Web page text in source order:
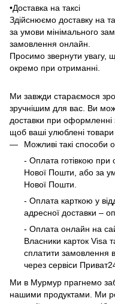
•Доставка на таксі
Здійснюємо доставку на
за умови мінімального
замовлення онлайн.
Просимо звернути увагу,
окремо при отриманні.
Ми завжди стараємося
зручнішим для вас. Ви
доставки при
щоб ваші улюблені
Можливі такі способи
- Оплата готівкою при
Нової Пошти, або за
Нової Пошти.
- Оплата карткою у
адресної доставки –
- Оплата онлайн на
Власники карток Visa
сплатити замовлення
через сервіси
Ми в Мурмур прагнемо
нашими продуктами. Ми